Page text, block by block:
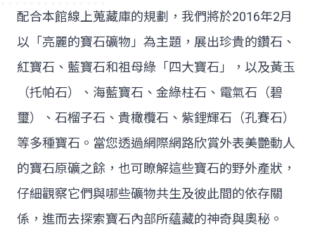
配合本館線上蒐藏庫的規劃，我們將於2016年2月
以「亮麗的寶石礦物」為主題，展出珍貴的鑽石、
紅寶石、藍寶石和祖母綠「四大寶石」，以及黃玉
（托帕石）、海藍寶石、金綠柱石、電氣石（碧
璽）、石榴子石、貴橄欖石、紫鋰輝石（孔賽石）
等多種寶石。當您透過網際網路欣賞外表美艷動人
的寶石原礦之餘，也可瞭解這些寶石的野外產狀，
仔細觀察它們與哪些礦物共生及彼此間的依存關
係，進而去探索寶石內部所蘊藏的神奇與奧秘。